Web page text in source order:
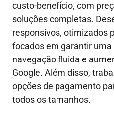
custo-benefício, com
soluções completas.
responsivos, otimizados
focados em garantir uma
navegação fluida e
Google. Além disso,
opções de pagamento
todos os tamanhos.